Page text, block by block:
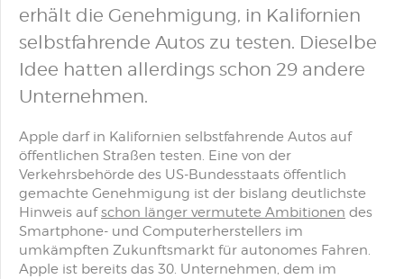
erhält die Genehmigung, in Kalifornien
selbstfahrende Autos zu testen. Dieselbe
Idee hatten allerdings schon 29 andere
Unternehmen.
Apple darf in Kalifornien selbstfahrende Autos auf
öffentlichen Straßen testen. Eine von der
Verkehrsbehörde des US-Bundesstaats öffentlich
gemachte Genehmigung ist der bislang deutlichste
Hinweis aufschon länger vermutete Ambitionen des
Smartphone- und Computerherstellers im
umkämpften Zukunftsmarkt für autonomes Fahren.
Apple ist bereits das 30. Unternehmen, dem im